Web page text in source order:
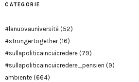
CATEGORIE
#lanuovauniversità (52)
#strongertogether(16)
#sullapoliticaincuicredere (79)
#sullapoliticaincuicredere_pensieri (9)
ambiente (664)